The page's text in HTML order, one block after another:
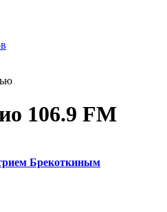
106.9 FM
Брекоткиным